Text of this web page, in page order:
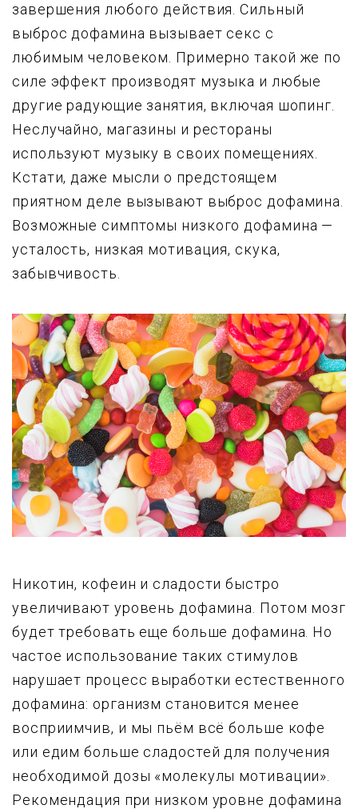
завершения любого действия. Сильный
выброс дофамина вызывает секс с
любимым человеком. Примерно такой же по
силе эффект производят музыка и любые
другие радующие занятия, включая шопинг.
Неслучайно, магазины и рестораны
используют музыку в своих помещениях.
Кстати, даже мысли о предстоящем
приятном деле вызывают выброс дофамина.
Возможные симптомы низкого дофамина —
усталость, низкая мотивация, скука,
забывчивость.
Никотин, кофеин и сладости быстро
увеличивают уровень дофамина. Потом мозг
будет требовать еще больше дофамина. Но
частое использование таких стимулов
нарушает процесс выработки естественного
дофамина: организм становится менее
восприимчив, и мы пьём всё больше кофе
или едим больше сладостей для получения
необходимой дозы «молекулы мотивации».
Рекомендация при низком уровне дофамина